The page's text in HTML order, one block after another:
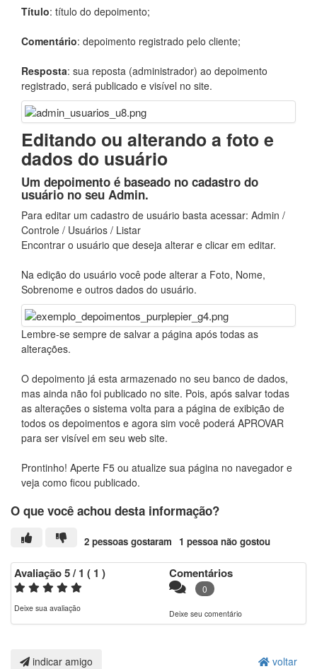
Título: título do depoimento;
Comentário: depoimento registrado pelo cliente;
Resposta: sua reposta (administrador) ao depoimento
registrado, será publicado e visível no site.
Editando ou alterando a foto e
dados do usuário
Um depoimento é baseado no cadastro do
usuário no seu Admin.
Para editar um cadastro de usuário basta acessar: Admin /
Controle / Usuários / Listar
Encontrar o usuário que deseja alterar e clicar em editar.
Na edição do usuário você pode alterar a Foto, Nome,
Sobrenome e outros dados do usuário.
Lembre-se sempre de salvar a página após todas as
alterações.
O depoimento já esta armazenado no seu banco de dados,
mas ainda não foi publicado no site. Pois, após salvar todas
as alterações o sistema volta para a página de exibição de
todos os depoimentos e agora sim você poderá APROVAR
para ser visível em seu web site.
Prontinho! Aperte F5 ou atualize sua página no navegador e
veja como ficou publicado.
O que você achou desta informação?
2 pessoas gostaram 1 pessoa não gostou
Avaliação5/ 1 ( 1 )
Deixe sua avaliação
Comentários
0
Deixe seu comentário
indicar amigo voltar